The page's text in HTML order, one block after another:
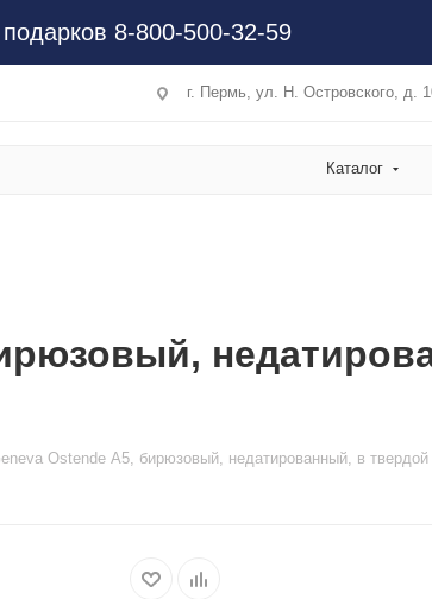
8-800-500-32-59
г. Пермь, ул. Н. Островского, д.
Каталог
Ostende А5, бирюзовый, недатированный, в